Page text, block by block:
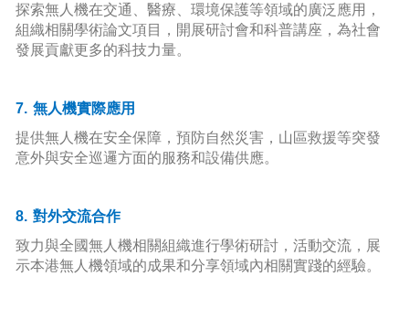
探索無人機在交通、醫療、環境保護等領域的廣泛應用，
組織相關學術論文項目，開展研討會和科普講座，為社會
發展貢獻更多的科技力量。
7. 無人機實際應用
提供無人機在安全保障，預防自然災害，山區救援等突發
意外與安全巡邏方面的服務和設備供應。
8. 對外交流合作
致力與全國無人機相關組織進行學術研討，活動交流，展
示本港無人機領域的成果和分享領域內相關實踐的經驗。